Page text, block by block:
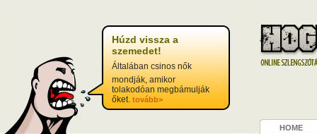
Húzd vissza a
szemedet!
Általában csinos nők
mondják, amikor
tolakodóan megbámulják
őket. tovább>
HOME